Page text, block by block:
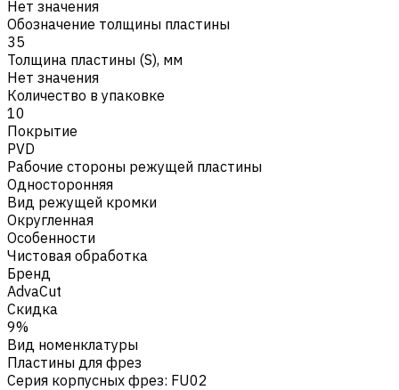
Нет значения
Обозначение толщины пластины
35
Толщина пластины (S), мм
Нет значения
Количество в упаковке
10
Покрытие
PVD
Рабочие стороны режущей пластины
Односторонняя
Вид режущей кромки
Округленная
Особенности
Чистовая обработка
Бренд
AdvaCut
Скидка
9%
Вид номенклатуры
Пластины для фрез
Серия корпусных фрез: FU02